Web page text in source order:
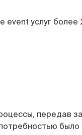
event услуг
передав